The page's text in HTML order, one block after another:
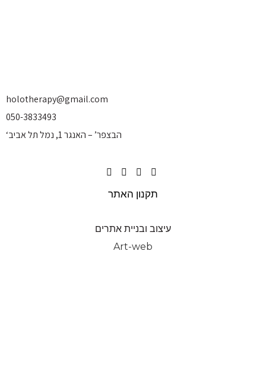
holotherapy@gmail.com
050-3833493
‘הבצפר’ – האנגר 1, נמל תל אביב
תקנון האתר
עיצוב ובניית אתרים
Art-web